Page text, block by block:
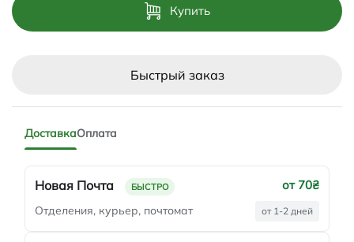
Купить
Быстрый заказ
ДоставкаОплата
Новая Почта БЫСТРО от 70₴
Отделения, курьер, почтомат от 1-2 дней